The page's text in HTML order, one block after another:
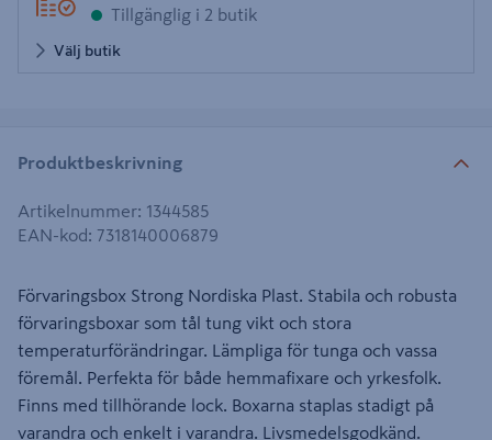
Tillgänglig i 2 butik
Välj butik
Produktbeskrivning
Artikelnummer: 1344585
EAN-kod: 7318140006879
Förvaringsbox Strong Nordiska Plast. Stabila och robusta
förvaringsboxar som tål tung vikt och stora
temperaturförändringar. Lämpliga för tunga och vassa
föremål. Perfekta för både hemmafixare och yrkesfolk.
Finns med tillhörande lock. Boxarna staplas stadigt på
varandra och enkelt i varandra. Livsmedelsgodkänd.